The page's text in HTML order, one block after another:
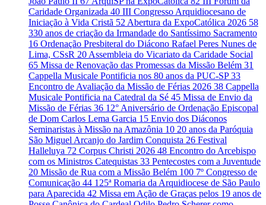
Caridade Organizada 40 III Congresso Arquidiocesano de
Iniciação à Vida Cristã 52 Abertura da ExpoCatólica 2026 58
330 anos de criação da Irmandade do Santíssimo Sacramento
16 Ordenação Presbiteral do Diácono Rafael Peres Nunes de
Lima, CSsR 20 Assembleia do Vicariato da Caridade Social
65 Missa de Renovação das Promessas da Missão Belém 31
Cappella Musicale Pontificia nos 80 anos da PUC-SP33
Encontro de Avaliação da Missão de Férias 2026 38 Cappella
Musicale Pontificia na Catedral da Sé 45 Missa de Envio da
Missão de Férias 36 12° Aniversário de Ordenação Episcopal
de Dom Carlos Lema Garcia 15 Envio dos Diáconos
Seminaristas à Missão na Amazônia 10 20 anos da Paróquia
São Miguel Arcanjo do Jardim Conquista 26 Festival
Halleluya 72 Corpus Christi 2026 48 Encontro do Arcebispo
com os Ministros Catequistas 33 Pentecostes com a Juventude
20 Missão de Rua com a Missão Belém 100 7º Congresso de
Comunicação 44 125ª Romaria da Arquidiocese de São Paulo
para Aparecida 42 Missa em Ação de Graças pelos 19 anos de